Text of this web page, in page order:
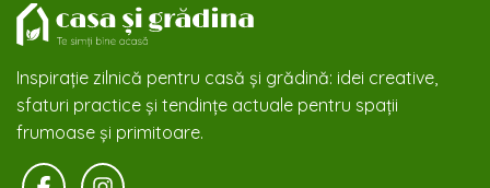
Inspirație zilnică pentru casă și grădină: idei creative,
sfaturi practice și tendințe actuale pentru spații
frumoase și primitoare.